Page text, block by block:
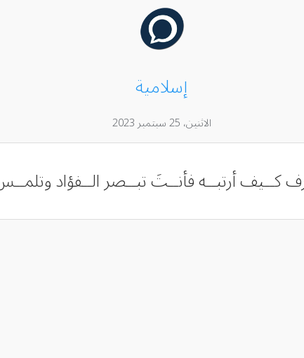
إسلامية
الاثنين، 25 سبتمبر 2023
كــيف أرتبــه فأنــتَ تبــصر الــفؤاد